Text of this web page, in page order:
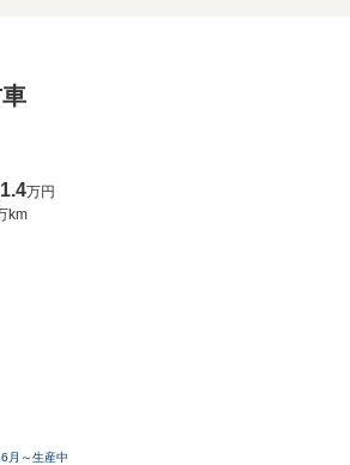
万円
km
月～生産中